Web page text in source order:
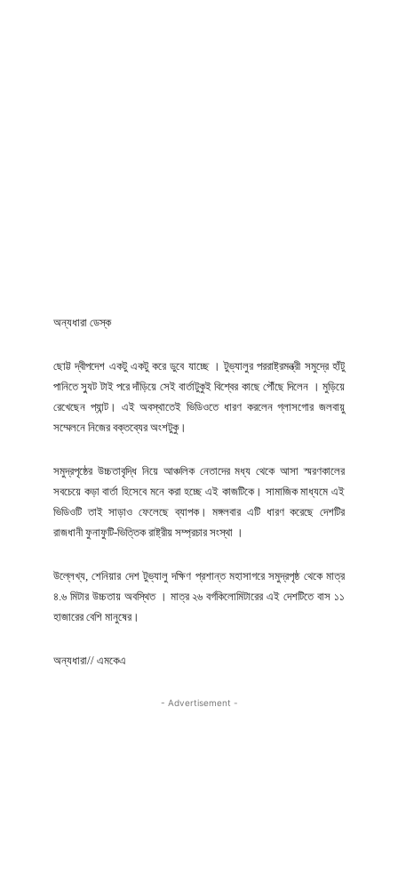
অন্যধারা ডেস্ক
ছোট্ট দ্বীপদেশ একটু একটু করে ডুবে যাচ্ছে । টুভ্যালুর পররাষ্ট্রমন্ত্রী সমুদ্রে হাঁটু
পানিতে স্যুট টাই পরে দাঁড়িয়ে সেই বার্তাটুকুই বিশ্বের কাছে পৌঁছে দিলেন । মুড়িয়ে
রেখেছেন প্যান্ট। এই অবস্থাতেই ভিডিওতে ধারণ করলেন গ্লাসগোর জলবায়ু
সম্মেলনে নিজের বক্তব্যের অংশটুকু।
সমুদ্রপৃষ্ঠের উচ্চতাবৃদ্ধি নিয়ে আঞ্চলিক নেতাদের মধ্য থেকে আসা স্মরণকালের
সবচেয়ে কড়া বার্তা হিসেবে মনে করা হচ্ছে এই কাজটিকে। সামাজিক মাধ্যমে এই
ভিডিওটি তাই সাড়াও ফেলেছে ব্যাপক। মঙ্গলবার এটি ধারণ করেছে দেশটির
রাজধানী ফুনাফুটি-ভিত্তিক রাষ্ট্রীয় সম্প্রচার সংস্থা ।
উল্লেখ্য, শেনিয়ার দেশ টুভ্যালু দক্ষিণ প্রশান্ত মহাসাগরে সমুদ্রপৃষ্ঠ থেকে মাত্র
৪.৬ মিটার উচ্চতায় অবস্থিত । মাত্র ২৬ বর্গকিলোমিটারের এই দেশটিতে বাস ১১
হাজারের বেশি মানুষের।
অন্যধারা// এমকেএ
- Advertisement -